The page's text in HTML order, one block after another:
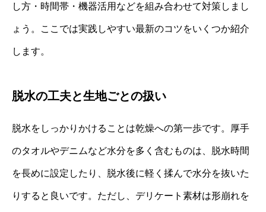
し方・時間帯・機器活用などを組み合わせて対策しまし
ょう。ここでは実践しやすい最新のコツをいくつか紹介
します。
脱水の工夫と生地ごとの扱い
脱水をしっかりかけることは乾燥への第一歩です。厚手
のタオルやデニムなど水分を多く含むものは、脱水時間
を長めに設定したり、脱水後に軽く揉んで水分を抜いた
りすると良いです。ただし、デリケート素材は形崩れを